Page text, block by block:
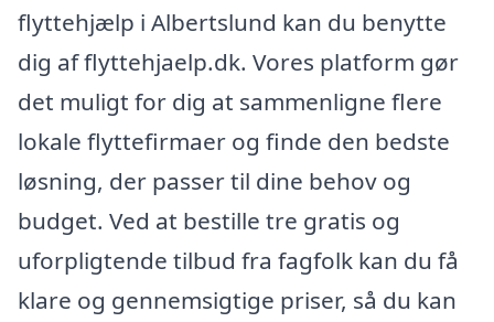
flyttehjælp i Albertslund kan du benytte
dig af flyttehjaelp.dk. Vores platform gør
det muligt for dig at sammenligne flere
lokale flyttefirmaer og finde den bedste
løsning, der passer til dine behov og
budget. Ved at bestille tre gratis og
uforpligtende tilbud fra fagfolk kan du få
klare og gennemsigtige priser, så du kan